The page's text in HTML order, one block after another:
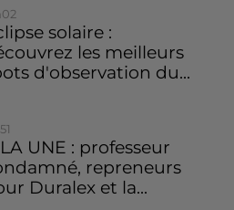
solaire :
les meilleurs
d'observation du...
UNE : professeur
repreneurs
Duralex et la...